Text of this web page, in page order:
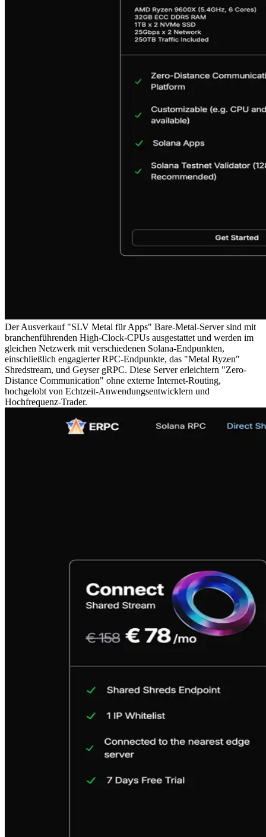
Der Ausverkauf "SLV Metal für Apps" Bare-Metal-Server sind mit
branchenführenden High-Clock-CPUs ausgestattet und werden im
gleichen Netzwerk mit verschiedenen Solana-Endpunkten,
einschließlich engagierter RPC-Endpunkte, das "Metal Ryzen"
Shredstream, und Geyser gRPC. Diese Server erleichtern "Zero-
Distance Communication" ohne externe Internet-Routing,
hochgelobt von Echtzeit-Anwendungsentwicklern und
Hochfrequenz-Trader.